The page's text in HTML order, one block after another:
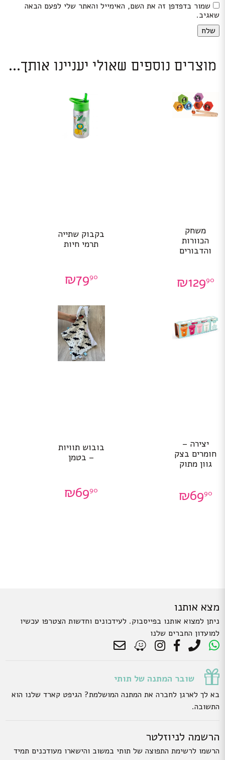
שמור בדפדפן זה את השם, האימייל והאתר שלי לפעם הבאה
שאגיב.
מוצרים נוספים שאולי יעניינו אותך...
משחק
הכוורות
והדבורים
₪12990
בקבוק שתייה
תרמי חיות
₪7990
יצירה –
חומרים בצק
גוון מתוק
₪6990
בובוש תוויות
– בטמן
₪6990
מצא אותנו
ניתן למצוא אותנו בפייסבוק. לעידכונים וחדשות הצטרפו עכשיו
למועדון החברים שלנו
שובר המתנה של תותי
בא לך לארגן לחברה את המתנה המושלמת? הגיפט קארד שלנו הוא
התשובה.
הרשמה לניוזלטר
הרשמו לרשימת התפוצה של תותי במשוב והישארו מעודכנים תמיד